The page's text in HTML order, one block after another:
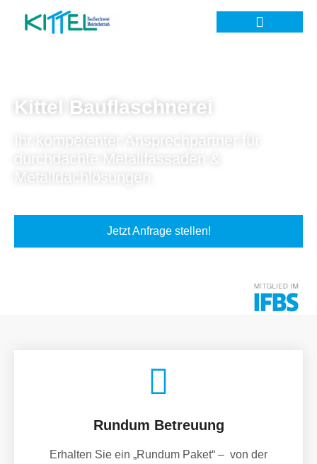
Kittel Bauflaschnerei
Ihr kompetenter Ansprechpartner für
durchdachte Metallfassaden &
Metalldachlösungen.
Jetzt Anfrage stellen!
Rundum Betreuung
Erhalten Sie ein „Rundum Paket“ – von der